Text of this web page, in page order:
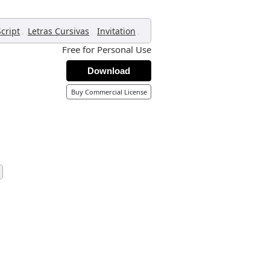
, Letras Cursivas , Invitation ,
Free for Personal Use
Download
Buy Commercial License